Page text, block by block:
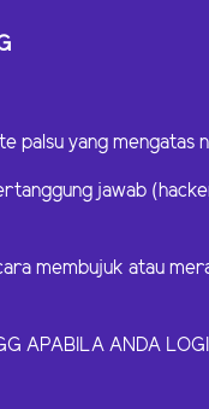
yang mengatas
jawab
membujuk atau
APABILA ANDA